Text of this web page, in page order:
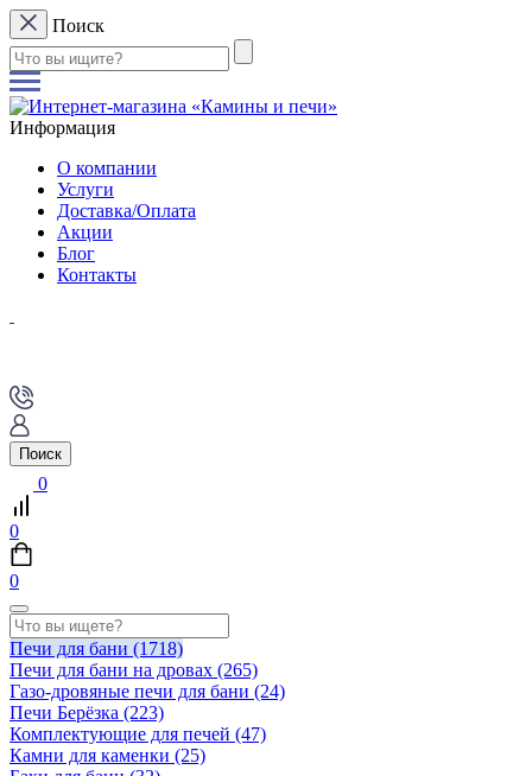
Поиск
Информация
О компании
Услуги
Доставка/Оплата
Акции
Блог
Контакты
Поиск
0
0
0
Печи для бани (1718)
Печи для бани на дровах (265)
Газо-дровяные печи для бани (24)
Печи Берёзка (223)
Комплектующие для печей (47)
Камни для каменки (25)